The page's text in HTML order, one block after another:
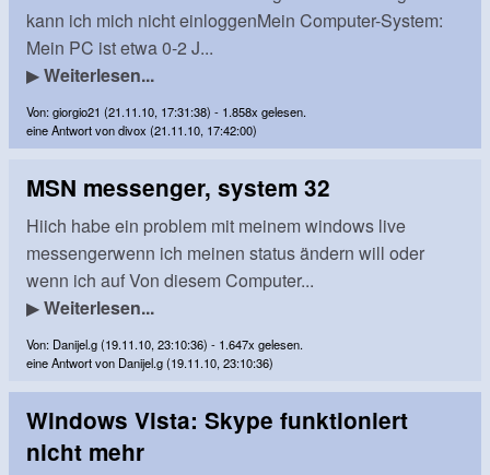
kann ich mich nicht einloggenMein Computer-System:
Mein PC ist etwa 0-2 J...
▶Weiterlesen...
Von: giorgio21 (21.11.10, 17:31:38) - 1.858x gelesen.
eine Antwort von divox (21.11.10, 17:42:00)
MSN messenger, system 32
Hiich habe ein problem mit meinem windows live
messengerwenn ich meinen status ändern will oder
wenn ich auf Von diesem Computer...
▶Weiterlesen...
Von: Danijel.g (19.11.10, 23:10:36) - 1.647x gelesen.
eine Antwort von Danijel.g (19.11.10, 23:10:36)
Windows Vista: Skype funktioniert
nicht mehr